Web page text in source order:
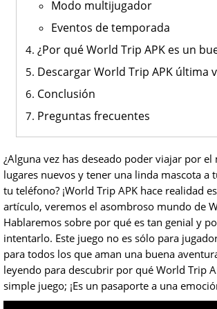
Modo multijugador
Eventos de temporada
¿Por qué World Trip APK es un
Descargar World Trip APK última
Conclusión
Preguntas frecuentes
¿Alguna vez has deseado poder viajar por
lugares nuevos y tener una linda mascota a
tu teléfono? ¡World Trip APK hace realidad
artículo, veremos el asombroso mundo de
Hablaremos sobre por qué es tan genial y
intentarlo. Este juego no es sólo para
para todos los que aman una buena
leyendo para descubrir por qué World Trip
simple juego; ¡Es un pasaporte a una